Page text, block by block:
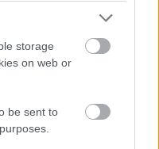
storage
on web or
be sent to
versenyt teljesített az
10 másodperces